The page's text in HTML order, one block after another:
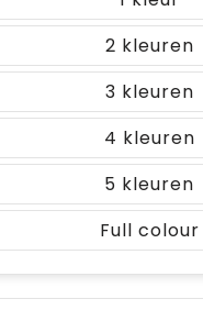
2
3
4
5
Full colour